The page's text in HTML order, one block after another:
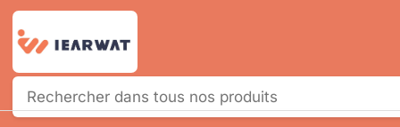
Panneau de gestion des cookies